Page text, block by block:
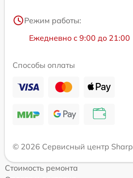
Режим работы:
Ежедневно с 9:00 до 21:00
Способы оплаты
© 2026 Сервисный центр Sharp
Стоимость ремонта